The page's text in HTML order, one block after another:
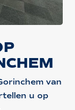
van
u op